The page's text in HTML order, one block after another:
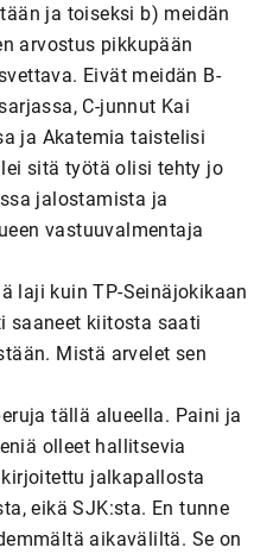
ja toiseksi b) meidän
arvostus pikkupään
Eivät meidän B-
C-junnut Kai
ja Akatemia taistelisi
sitä työtä olisi tehty jo
jalostamista ja
vastuuvalmentaja
laji kuin TP-Seinäjokikaan
saaneet kiitosta saati
Mistä arvelet sen
tällä alueella. Paini ja
olleet hallitsevia
jalkapallosta
eikä SJK:sta. En tunne
aikaväliltä. Se on